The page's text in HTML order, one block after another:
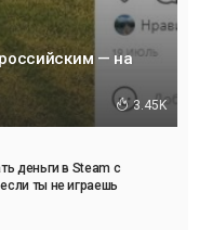
— на
3.45K
деньги в Steam с
ты не играешь